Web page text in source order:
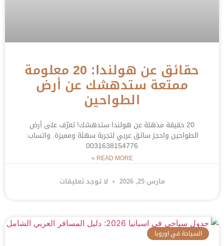
حقائق عن هولندا: 20 معلومة
ممتعة ستدهشك عن أرض
الطواحين
20 حقيقة مذهلة عن هولندا ستدهشك! تعرّف على أرض
الطواحين واحجز سائق عربي لتجربة سهلة ومميزة. واتساب:
0031638154776
READ MORE »
مارس 25, 2026 لا توجد تعليقات
السياحة في اوروبا